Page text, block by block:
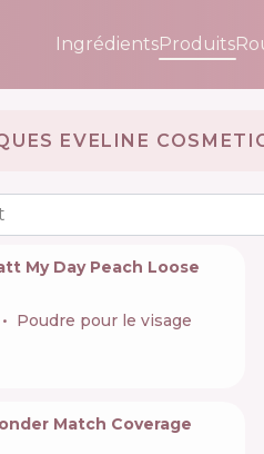
IngrédientsProduits
EVELINE
My Day Peach Loose
Poudre pour le visage
Match Coverage